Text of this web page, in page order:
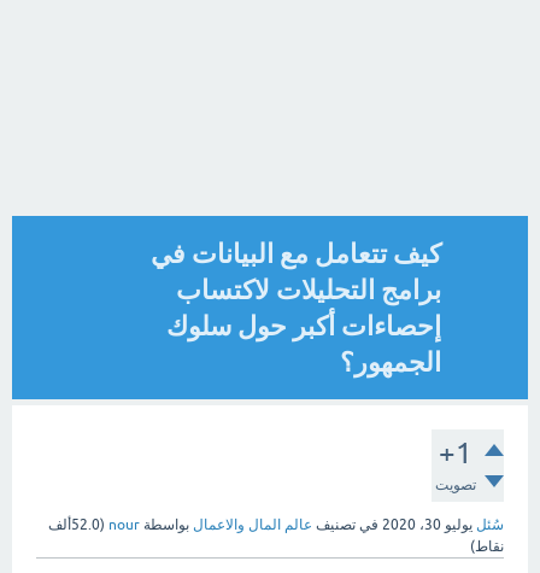
كيف تتعامل مع البيانات في
برامج التحليلات لاكتساب
إحصاءات أكبر حول سلوك
الجمهور؟
+1
تصويت
سُئل يوليو 30، 2020 في تصنيف عالم المال والاعمال بواسطة nour
(52.0ألف
نقاط)